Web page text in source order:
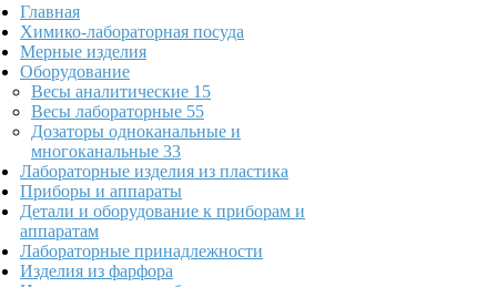
Главная
Химико-лабораторная посуда
Мерные изделия
Оборудование
Весы аналитические 15
Весы лабораторные 55
Дозаторы одноканальные и
многоканальные 33
Лабораторные изделия из пластика
Приборы и аппараты
Детали и оборудование к приборам и
аппаратам
Лабораторные принадлежности
Изделия из фарфора